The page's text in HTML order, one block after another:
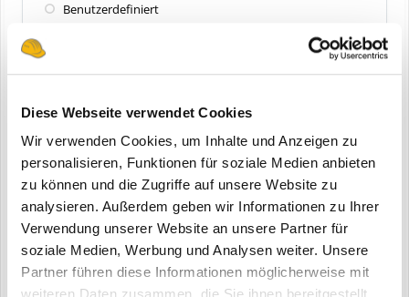
Diese Webseite verwendet Cookies
Wir verwenden Cookies, um Inhalte und Anzeigen zu
personalisieren, Funktionen für soziale Medien anbieten
zu können und die Zugriffe auf unsere Website zu
analysieren. Außerdem geben wir Informationen zu Ihrer
Verwendung unserer Website an unsere Partner für
soziale Medien, Werbung und Analysen weiter. Unsere
Partner führen diese Informationen möglicherweise mit
Benutzerdefiniert
Zuletzt aktualisiert
Letzte 24 Stunden
Letzte Woche
Letzter Monat
Letzte Sechs Monate
Letztes Jahr
Benutzerdefiniert